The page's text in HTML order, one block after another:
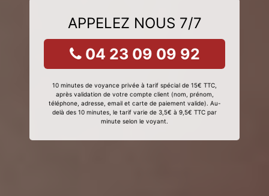
APPELEZ NOUS 7/7
04 23 09 09 92
10 minutes de voyance privée à tarif spécial de 15€ TTC,
après validation de votre compte client (nom, prénom,
téléphone, adresse, email et carte de paiement valide). Au-
delà des 10 minutes, le tarif varie de 3,5€ à 9,5€ TTC par
minute selon le voyant.